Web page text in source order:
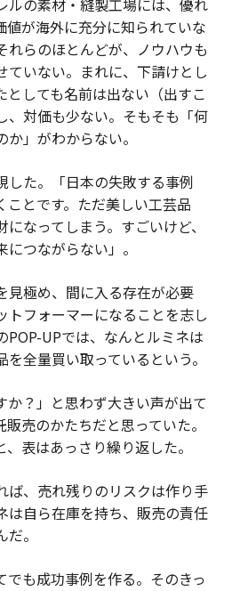
ルの素材・縫製工場には、優れ
値が海外に充分に知られていな
れらのほとんどが、ノウハウも
ていない。まれに、下請けとし
としても名前は出ない（出すこ
、対価も少ない。そもそも「何
」がわからない。
した。「日本の失敗する事例
ことです。ただ美しい工芸品
なってしまう。すごいけど、
つながらない」。
見極め、間に入る存在が必要
トフォーマーになることを志し
POP-UPでは、なんとルミネは
全量買い取っているという。
か？」と思わず大きい声が出て
売のかたちだと思っていた。
、表はあっさり繰り返した。
ば、売れ残りのリスクは作り手
は自ら在庫を持ち、販売の責任
。
でも成功事例を作る。そのきっ